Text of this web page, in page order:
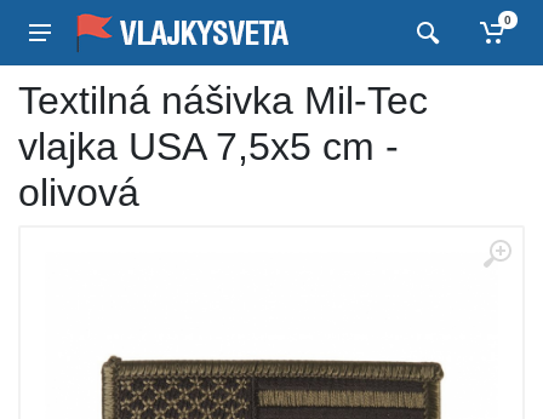
0
Textilná nášivka Mil-Tec
vlajka USA 7,5x5 cm -
olivová